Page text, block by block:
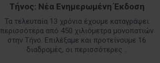
Τήνος: Νέα Ενημερωμένη Έκδοση
Τα τελευταία 13 χρόνια έχουμε καταγράψει
περισσότερα από 450 χιλιόμετρα μονοπατιών
στην Τήνο. Επιλέξαμε και προτείνουμε 16
διαδρομές, οι περισσότερες ..